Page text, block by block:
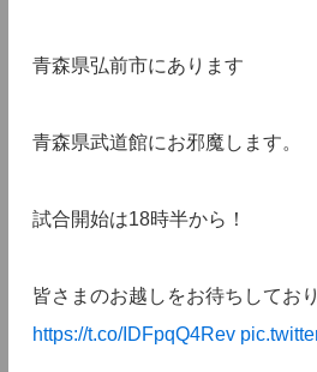
青森県弘前市にあります
青森県武道館にお邪魔します。
試合開始は18時半から！
皆さまのお越しをお待ちしてお
https://t.co/IDFpqQ4Rev